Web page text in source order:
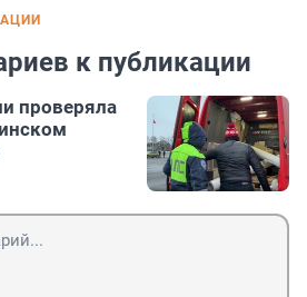
к публикации
проверяла